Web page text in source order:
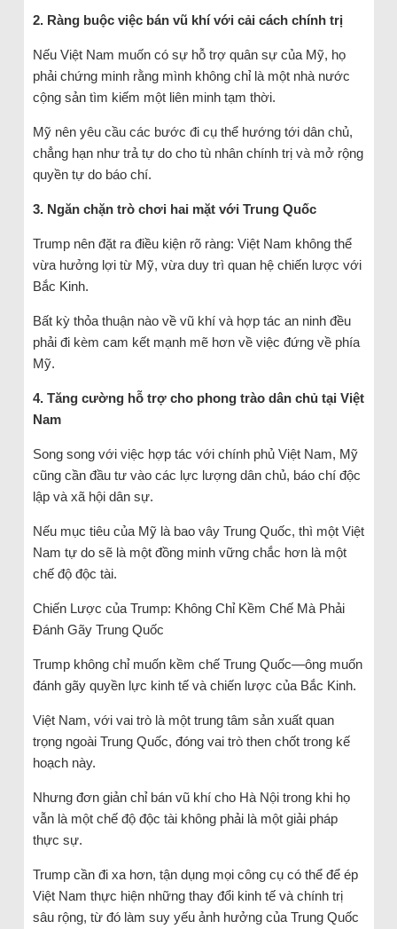
2. Ràng buộc việc bán vũ khí với cải cách chính trị
Nếu Việt Nam muốn có sự hỗ trợ quân sự của Mỹ, họ
phải chứng minh rằng mình không chỉ là một nhà nước
cộng sản tìm kiếm một liên minh tạm thời.
Mỹ nên yêu cầu các bước đi cụ thể hướng tới dân chủ,
chẳng hạn như trả tự do cho tù nhân chính trị và mở rộng
quyền tự do báo chí.
3. Ngăn chặn trò chơi hai mặt với Trung Quốc
Trump nên đặt ra điều kiện rõ ràng: Việt Nam không thể
vừa hưởng lợi từ Mỹ, vừa duy trì quan hệ chiến lược với
Bắc Kinh.
Bất kỳ thỏa thuận nào về vũ khí và hợp tác an ninh đều
phải đi kèm cam kết mạnh mẽ hơn về việc đứng về phía
Mỹ.
4. Tăng cường hỗ trợ cho phong trào dân chủ tại Việt
Nam
Song song với việc hợp tác với chính phủ Việt Nam, Mỹ
cũng cần đầu tư vào các lực lượng dân chủ, báo chí độc
lập và xã hội dân sự.
Nếu mục tiêu của Mỹ là bao vây Trung Quốc, thì một Việt
Nam tự do sẽ là một đồng minh vững chắc hơn là một
chế độ độc tài.
Chiến Lược của Trump: Không Chỉ Kềm Chế Mà Phải
Đánh Gãy Trung Quốc
Trump không chỉ muốn kềm chế Trung Quốc—ông muốn
đánh gãy quyền lực kinh tế và chiến lược của Bắc Kinh.
Việt Nam, với vai trò là một trung tâm sản xuất quan
trọng ngoài Trung Quốc, đóng vai trò then chốt trong kế
hoạch này.
Nhưng đơn giản chỉ bán vũ khí cho Hà Nội trong khi họ
vẫn là một chế độ độc tài không phải là một giải pháp
thực sự.
Trump cần đi xa hơn, tận dụng mọi công cụ có thể để ép
Việt Nam thực hiện những thay đổi kinh tế và chính trị
sâu rộng, từ đó làm suy yếu ảnh hưởng của Trung Quốc